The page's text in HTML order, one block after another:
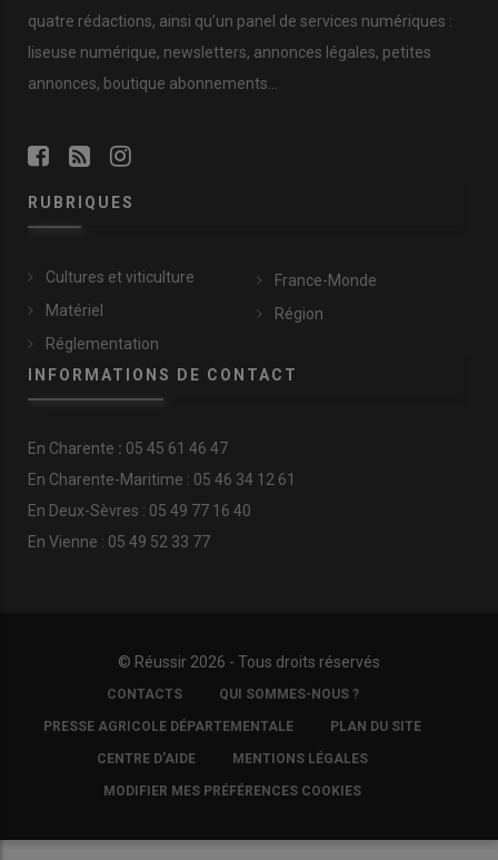
quatre rédactions, ainsi qu’un panel de services numériques :
liseuse numérique, newsletters, annonces légales, petites
annonces, boutique abonnements…
RUBRIQUES
Cultures et viticulture
Matériel
Réglementation
France-Monde
Région
INFORMATIONS DE CONTACT
En Charente : 05 45 61 46 47
En Charente-Maritime : 05 46 34 12 61
En Deux-Sèvres : 05 49 77 16 40
En Vienne : 05 49 52 33 77
© Réussir 2026 - Tous droits réservés
COPYRIGHTCONTACTS QUI SOMMES-NOUS ?
PRESSE AGRICOLE DÉPARTEMENTALE PLAN DU SITE
CENTRE D'AIDE MENTIONS LÉGALES
MODIFIER MES PRÉFÉRENCES COOKIES